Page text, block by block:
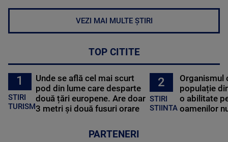
VEZI MAI MULTE ȘTIRI
TOP CITITE
1
STIRI
TURISM
Unde se află cel mai scurt
pod din lume care desparte
două țări europene. Are doar
3 metri și două fusuri orare
2
STIRI
STIINTA
Organismul
populație
o abilitate
oamenilor
PARTENERI